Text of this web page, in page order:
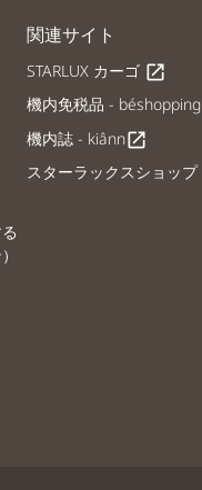
関連サイト
STARLUX カーゴ open_in_new
機内免税品 - béshopping
機内誌 - kiânnopen_in_new
スターラックスショップ